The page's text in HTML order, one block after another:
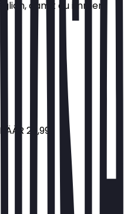
damit du immer
27,99